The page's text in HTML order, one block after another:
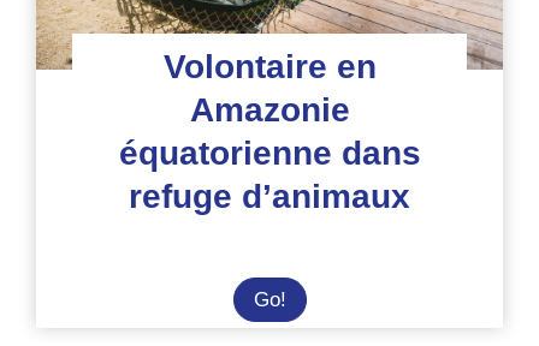
Volontaire en
Amazonie
équatorienne dans
refuge d’animaux
Go!Volontaire
en